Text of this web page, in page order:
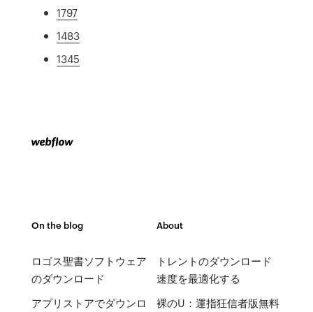
1797
1483
1345
On the blog
ロゴス聖書ソフトウェア
のダウンロード
アプリストアでダウンロ
About
トレントのダウンロード
速度を最適化する
裸のU：運指狂信者版無料